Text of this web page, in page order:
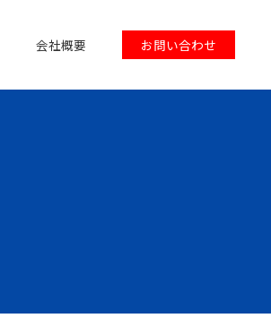
お問い合わせ
会社概要